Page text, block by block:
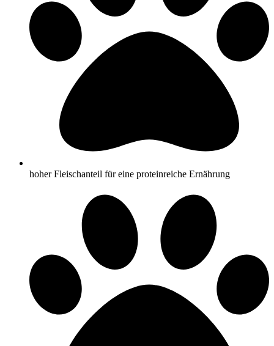
hoher Fleischanteil für eine proteinreiche Ernährung